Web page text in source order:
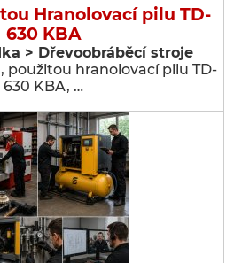
Hranolovací pilu TD-
630 KBA
> Dřevoobráběcí stroje
použitou hranolovací pilu TD-
630 KBA, …